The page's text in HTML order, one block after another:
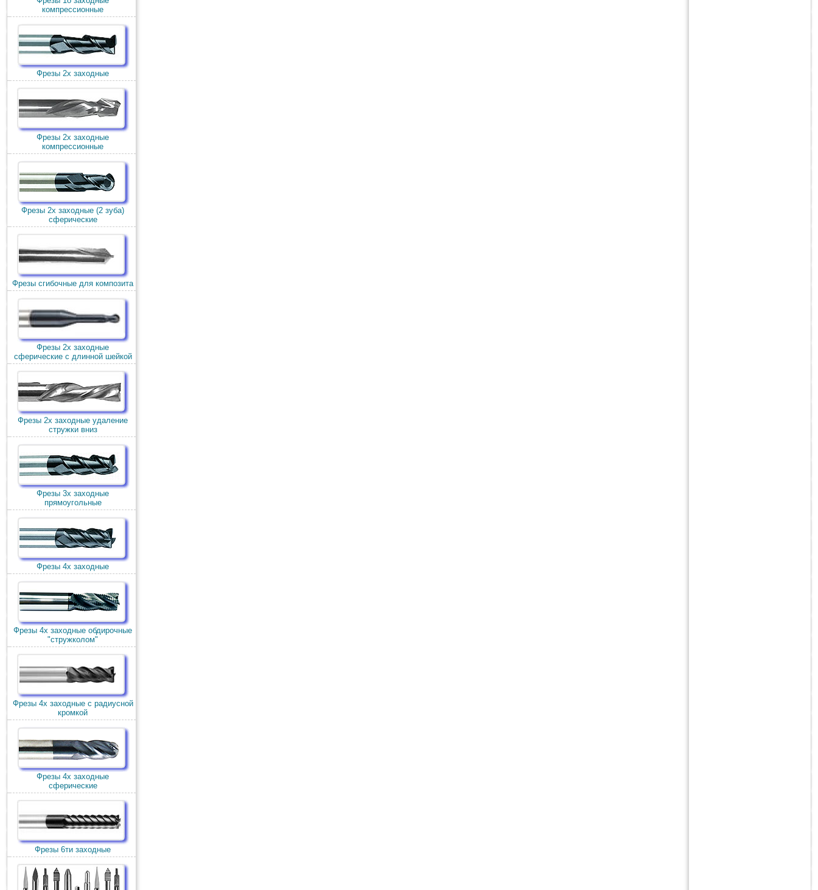
компрессионные
Фрезы 2х заходные
Фрезы 2х заходные
компрессионные
Фрезы 2х заходные (2 зуба)
сферические
Фрезы сгибочные для композита
Фрезы 2х заходные
сферические с длинной шейкой
Фрезы 2х заходные удаление
стружки вниз
Фрезы 3х заходные
прямоугольные
Фрезы 4х заходные
Фрезы 4х заходные обдирочные
"стружколом"
Фрезы 4х заходные с радиусной
кромкой
Фрезы 4х заходные
сферические
Фрезы 6ти заходные